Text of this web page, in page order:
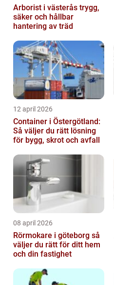
Arborist i västerås trygg,
säker och hållbar
hantering av träd
12 april 2026
Container i Östergötland:
Så väljer du rätt lösning
för bygg, skrot och avfall
08 april 2026
Rörmokare i göteborg så
väljer du rätt för ditt hem
och din fastighet